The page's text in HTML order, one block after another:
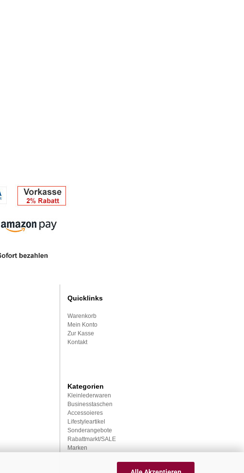
Quicklinks
Warenkorb
Mein Konto
Zur Kasse
Kontakt
Kategorien
Kleinlederwaren
Businesstaschen
Accessoieres
Lifestyleartikel
Sonderangebote
Rabattmarkt/SALE
Marken